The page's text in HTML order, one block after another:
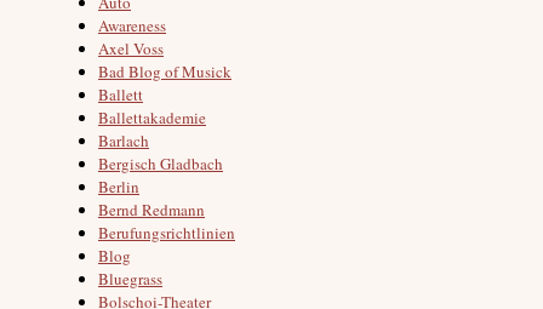
Awareness
Axel Voss
Bad Blog of Musick
Ballett
Ballettakademie
Barlach
Bergisch Gladbach
Berlin
Bernd Redmann
Berufungsrichtlinien
Blog
Bluegrass
Bolschoi-Theater